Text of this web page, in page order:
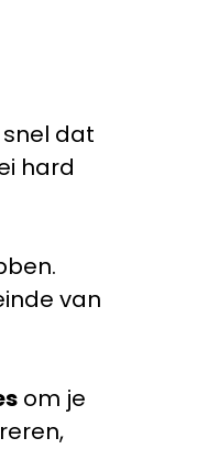
dat
hard
van
om je